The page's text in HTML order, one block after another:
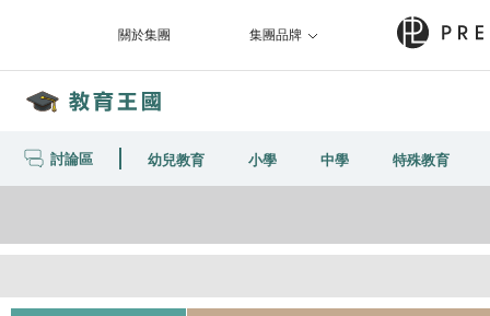
關於集團 集團品牌
討論區 幼兒教育 小學 中學 特殊教育